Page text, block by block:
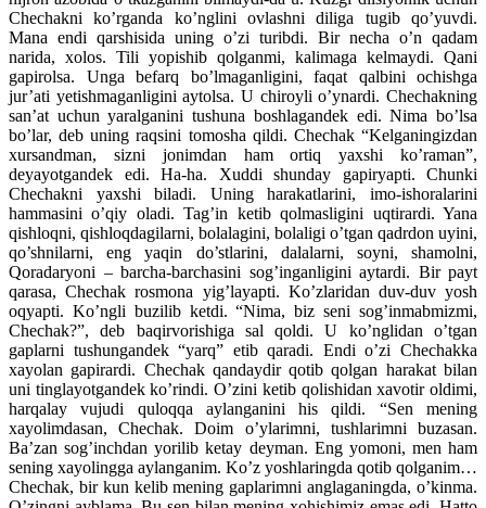
Chechakni ko’rganda ko’nglini ovlashni diliga tugib qo’yuvdi.
Mana endi qarshisida uning o’zi turibdi. Bir necha o’n qadam
narida, xolos. Tili yopishib qolganmi, kalimaga kelmaydi. Qani
gapirolsa. Unga befarq bo’lmaganligini, faqat qalbini ochishga
jur’ati yetishmaganligini aytolsa. U chiroyli o’ynardi. Chechakning
san’at uchun yaralganini tushuna boshlagandek edi. Nima bo’lsa
bo’lar, deb uning raqsini tomosha qildi. Chechak “Kelganingizdan
xursandman, sizni jonimdan ham ortiq yaxshi ko’raman”,
deyayotgandek edi. Ha-ha. Xuddi shunday gapiryapti. Chunki
Chechakni yaxshi biladi. Uning harakatlarini, imo-ishoralarini
hammasini o’qiy oladi. Tag’in ketib qolmasligini uqtirardi. Yana
qishloqni, qishloqdagilarni, bolalagini, bolaligi o’tgan qadrdon uyini,
qo’shnilarni, eng yaqin do’stlarini, dalalarni, soyni, shamolni,
Qoradaryoni – barcha-barchasini sog’inganligini aytardi. Bir payt
qarasa, Chechak rosmona yig’layapti. Ko’zlaridan duv-duv yosh
oqyapti. Ko’ngli buzilib ketdi. “Nima, biz seni sog’inmabmizmi,
Chechak?”, deb baqirvorishiga sal qoldi. U ko’nglidan o’tgan
gaplarni tushungandek “yarq” etib qaradi. Endi o’zi Chechakka
xayolan gapirardi. Chechak qandaydir qotib qolgan harakat bilan
uni tinglayotgandek ko’rindi. O’zini ketib qolishidan xavotir oldimi,
harqalay vujudi quloqqa aylanganini his qildi. “Sen mening
xayolimdasan, Chechak. Doim o’ylarimni, tushlarimni buzasan.
Ba’zan sog’inchdan yorilib ketay deyman. Eng yomoni, men ham
sening xayolingga aylanganim. Ko’z yoshlaringda qotib qolganim…
Chechak, bir kun kelib mening gaplarimni anglaganingda, o’kinma.